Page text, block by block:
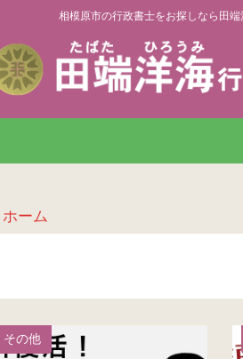
相模原市の行政書士をお探しなら田
ーム
その他